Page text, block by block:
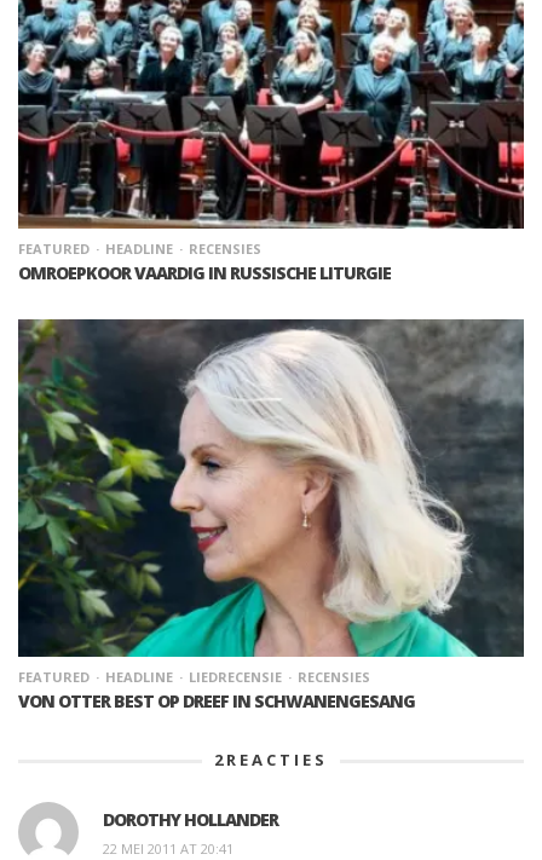
FEATURED HEADLINE RECENSIES
OMROEPKOOR VAARDIG IN RUSSISCHE LITURGIE
FEATURED HEADLINE LIEDRECENSIE RECENSIES
VON OTTER BEST OP DREEF IN SCHWANENGESANG
2REACTIES
DOROTHY HOLLANDER
22 MEI 2011 AT 20:41